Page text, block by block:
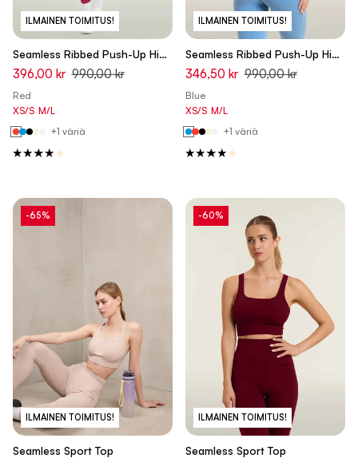
ILMAINEN TOIMITUS!
Seamless Ribbed Push-Up High
Waist Skinny 7/8 Leggings -
Fuchsia Red - Made in Italy
396,00 kr 990,00 kr
Red
XS/S M/L
+1 väriä
ILMAINEN TOIMITUS!
Seamless Ribbed Push-Up High
Waist Skinny 7/8 Leggings -
Ashleigh Blue - Made in Italy
346,50 kr 990,00 kr
Blue
XS/S M/L
+1 väriä
ILMAINEN TOIMITUS!
-65%
Seamless Sport Top
ILMAINEN TOIMITUS!
-60%
Seamless Sport Top